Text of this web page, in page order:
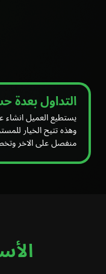
التداول بعدة
يستطيع العميل
وهذه تتيح الخيار
منفصل على الاخر